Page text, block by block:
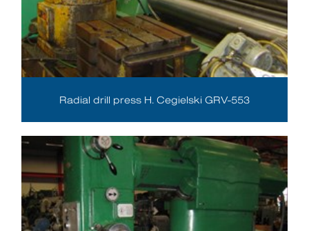
Radial drill press H. Cegielski GRV-553